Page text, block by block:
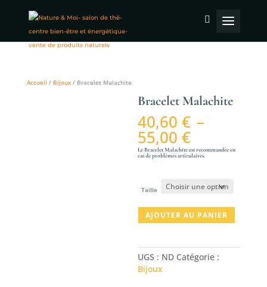
Accueil / Bijoux/ Bracelet Malachite
Bracelet Malachite
40,60€ –
55,00€Plage
de
prix :
à
55,00 €
Le Bracelet Malachite est recommandée en
cas de problèmes articulaires.
Taille
quantité
de
Malachite
AJOUTER AU PANIER
UGS : ND Catégorie :
Bijoux